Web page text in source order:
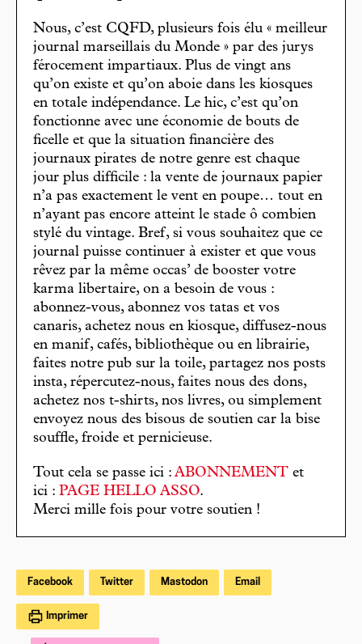
Nous, c’est CQFD, plusieurs fois élu « meilleur
journal marseillais du Monde » par des jurys
férocement impartiaux. Plus de vingt ans
qu’on existe et qu’on aboie dans les kiosques
en totale indépendance. Le hic, c’est qu’on
fonctionne avec une économie de bouts de
ficelle et que la situation financière des
journaux pirates de notre genre est chaque
jour plus difficile : la vente de journaux papier
n’a pas exactement le vent en poupe… tout en
n’ayant pas encore atteint le stade ô combien
stylé du vintage. Bref, si vous souhaitez que ce
journal puisse continuer à exister et que vous
rêvez par la même occas’ de booster votre
karma libertaire, on a besoin de vous :
abonnez-vous, abonnez vos tatas et vos
canaris, achetez nous en kiosque, diffusez-nous
en manif, cafés, bibliothèque ou en librairie,
faites notre pub sur la toile, partagez nos posts
insta, répercutez-nous, faites nous des dons,
achetez nos t-shirts, nos livres, ou simplement
envoyez nous des bisous de soutien car la bise
souffle, froide et pernicieuse.
Tout cela se passe ici : ABONNEMENT et
ici : PAGE HELLO ASSO.
Merci mille fois pour votre soutien !
Facebook Twitter Mastodon Email
Imprimer